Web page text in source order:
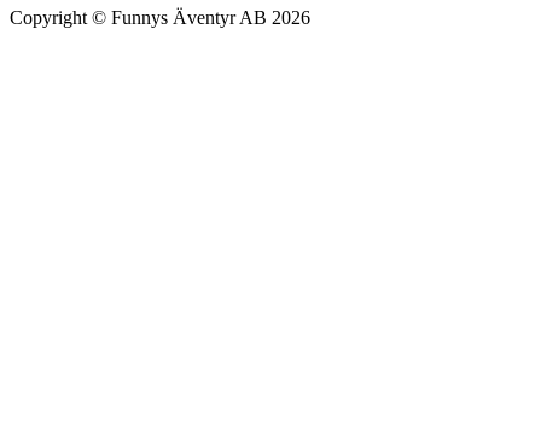
Copyright © Funnys Äventyr AB 2026